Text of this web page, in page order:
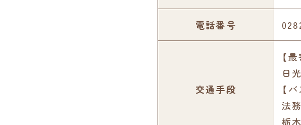
電話番号
交通手段
【
日
【
法
栃